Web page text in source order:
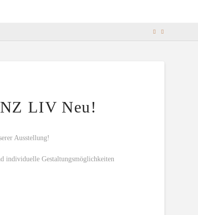
LIV Neu!
Ausstellung!
individuelle Gestaltungsmöglichkeiten